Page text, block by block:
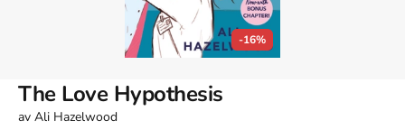
-16%
The Love Hypothesis
av Ali Hazelwood